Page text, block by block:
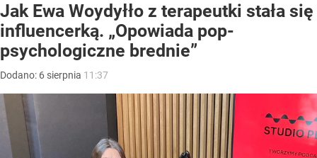
Jak Ewa Woydyłło z terapeutki stała się
influencerką. „Opowiada pop-
psychologiczne brednie”
Dodano: 6 sierpnia 11:37